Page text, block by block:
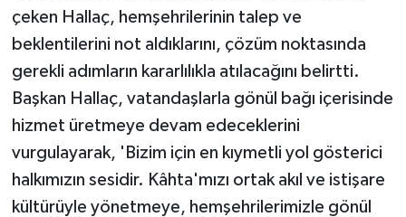
çeken Hallaç, hemşehrilerinin talep ve
beklentilerini not aldıklarını, çözüm noktasında
gerekli adımların kararlılıkla atılacağını belirtti.
Başkan Hallaç, vatandaşlarla gönül bağı içerisinde
hizmet üretmeye devam edeceklerini
vurgulayarak, 'Bizim için en kıymetli yol gösterici
halkımızın sesidir. Kâhta'mızı ortak akıl ve istişare
kültürüyle yönetmeye, hemşehrilerimizle gönül